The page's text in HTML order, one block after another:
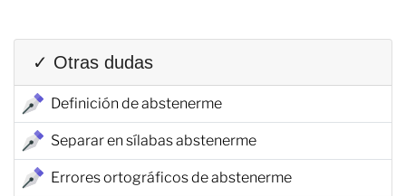
✓ Otras dudas
Definición de abstenerme
Separar en sílabas abstenerme
Errores ortográficos de abstenerme